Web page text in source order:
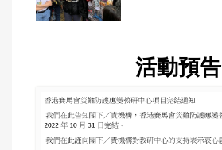
活動預告